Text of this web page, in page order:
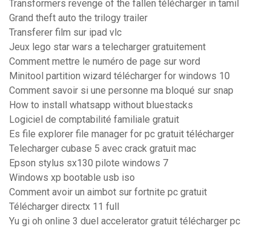
Transformers revenge of the fallen télécharger in tamil
Grand theft auto the trilogy trailer
Transferer film sur ipad vlc
Jeux lego star wars a telecharger gratuitement
Comment mettre le numéro de page sur word
Minitool partition wizard télécharger for windows 10
Comment savoir si une personne ma bloqué sur snap
How to install whatsapp without bluestacks
Logiciel de comptabilité familiale gratuit
Es file explorer file manager for pc gratuit télécharger
Telecharger cubase 5 avec crack gratuit mac
Epson stylus sx130 pilote windows 7
Windows xp bootable usb iso
Comment avoir un aimbot sur fortnite pc gratuit
Télécharger directx 11 full
Yu gi oh online 3 duel accelerator gratuit télécharger pc